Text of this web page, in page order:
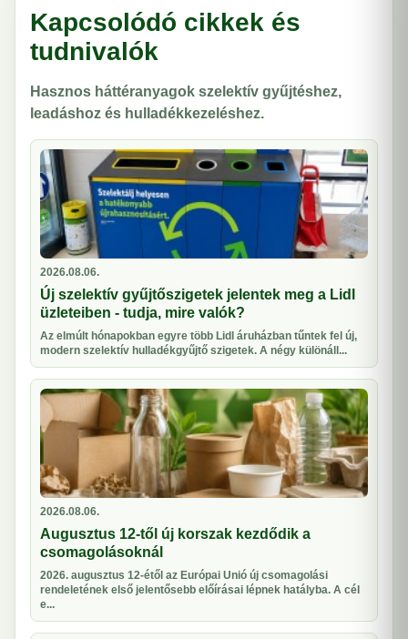
Kapcsolódó cikkek és
tudnivalók
Hasznos háttéranyagok szelektív gyűjtéshez,
leadáshoz és hulladékkezeléshez.
2026.08.06.
Új szelektív gyűjtőszigetek jelentek meg a Lidl
üzleteiben - tudja, mire valók?
Az elmúlt hónapokban egyre több Lidl áruházban tűntek fel új,
modern szelektív hulladékgyűjtő szigetek. A négy különáll...
2026.08.06.
Augusztus 12-től új korszak kezdődik a
csomagolásoknál
2026. augusztus 12-étől az Európai Unió új csomagolási
rendeletének első jelentősebb előírásai lépnek hatályba. A cél
e...